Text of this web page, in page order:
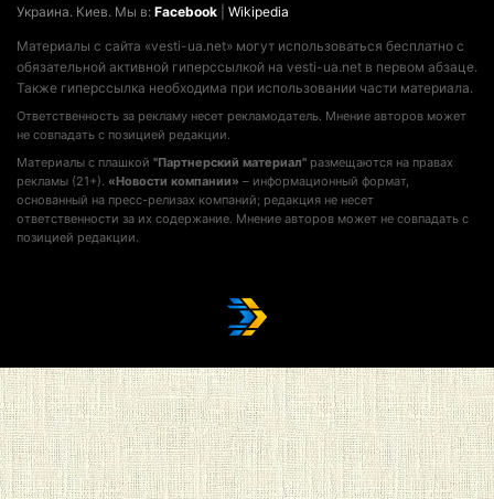
Украина. Киев. Мы в: Facebook Wikipedia
Материалы с сайта «vesti-ua.net» могут использоваться бесплатно с
обязательной активной гиперссылкой на vesti-ua.net в первом абзаце.
Также гиперссылка необходима при использовании части материала.
Ответственность за рекламу несет рекламодатель. Мнение авторов может
не совпадать с позицией редакции.
Материалы с плашкой "Партнерский материал" размещаются на правах
рекламы (21+). «Новости компании» – информационный формат,
основанный на пресс-релизах компаний; редакция не несет
ответственности за их содержание. Мнение авторов может не совпадать с
позицией редакции.